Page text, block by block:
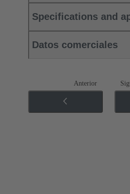
Specifications and
Datos comerciales
Anterior